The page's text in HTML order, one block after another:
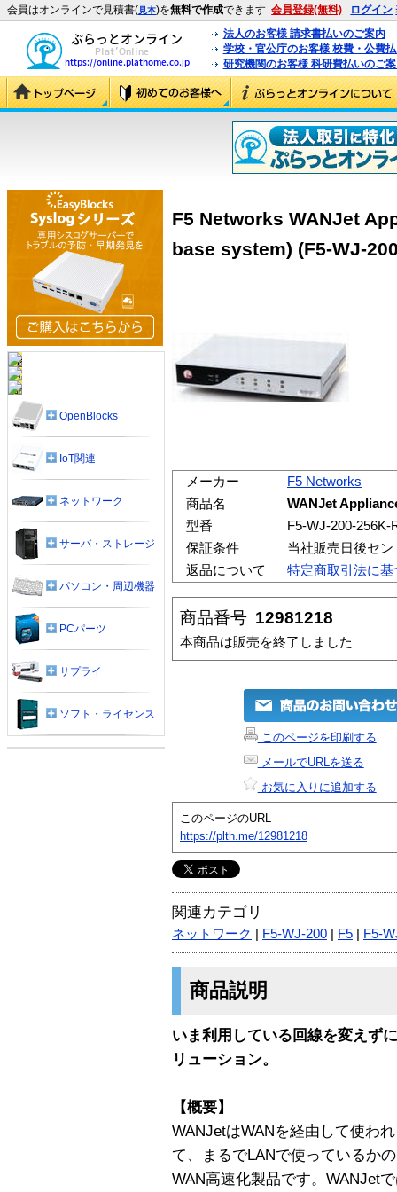
会員はオンラインで見積書(見本)を無料で作成できます 会員登録(無料) ログイン
法人のお客様 請求書払いのご案内
学校・官公庁のお客様 校費・公費
研究機関のお客様 科研費払いのご
F5 Networks WANJet
base system) (F5-WJ-
メーカー
F5 Networks
商品名
WANJet
型番
F5-WJ-200-256K-
保証条件
当社販売日後セ
返品について
特定商取引法に基
商品番号 12981218
本商品は販売を終了しました
このページを印刷する
メールでURLを送る
お気に入りに追加する
このページのURL
https://plth.me/12981218
関連カテゴリ
ネットワーク F5-WJ-200 F5 F5-
商品説明
いま利用している回線を変えず
リューション。
【概要】
WANJetはWANを経由して使わ
て、まるでLANで使っているか
WAN高速化製品です。WANJet
OpenBlocks
IoT関連
ネットワーク
サーバ・ストレージ
パソコン・周辺機器
PCパーツ
サプライ
ソフト・ライセンス